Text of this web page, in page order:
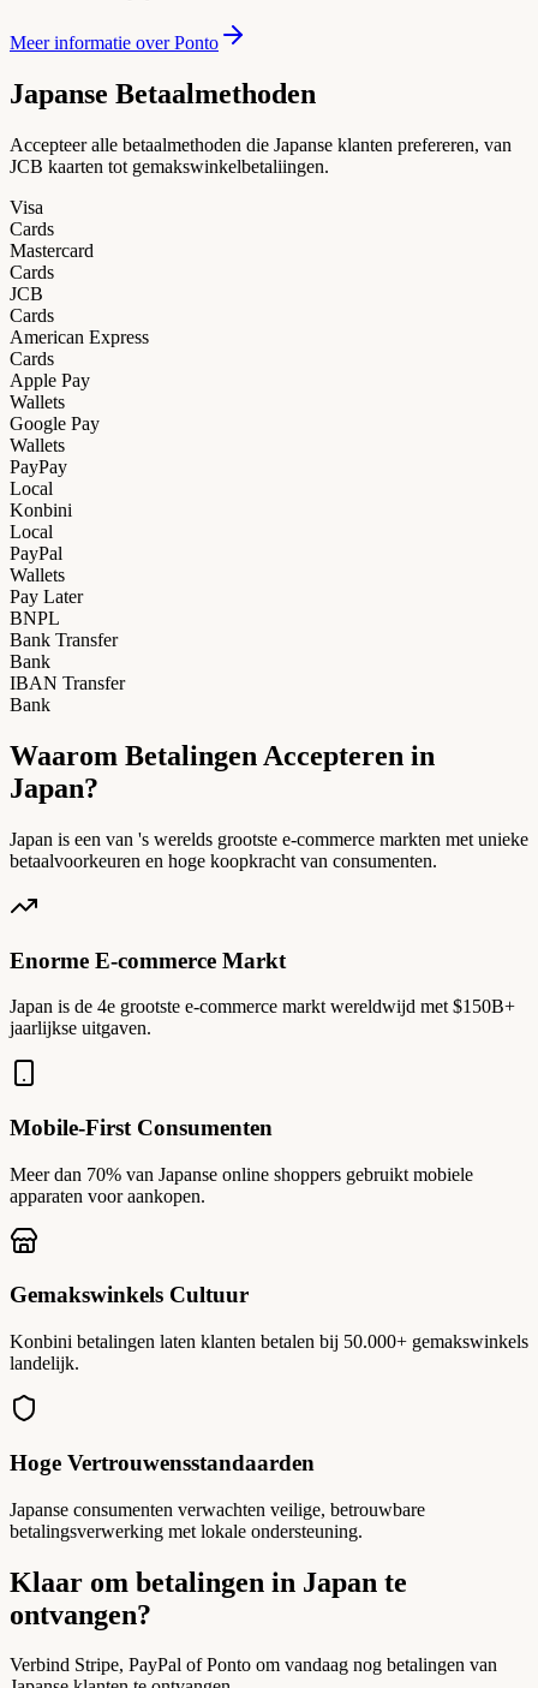
Meer informatie over Ponto
Japanse Betaalmethoden
Accepteer alle betaalmethoden die Japanse klanten prefereren, van
JCB kaarten tot gemakswinkelbetaliingen.
Visa
Cards
Mastercard
Cards
JCB
Cards
American Express
Cards
Apple Pay
Wallets
Google Pay
Wallets
PayPay
Local
Konbini
Local
PayPal
Wallets
Pay Later
BNPL
Bank Transfer
Bank
IBAN Transfer
Bank
Waarom Betalingen Accepteren in
Japan?
Japan is een van 's werelds grootste e-commerce markten met unieke
betaalvoorkeuren en hoge koopkracht van consumenten.
Enorme E-commerce Markt
Japan is de 4e grootste e-commerce markt wereldwijd met $150B+
jaarlijkse uitgaven.
Mobile-First Consumenten
Meer dan 70% van Japanse online shoppers gebruikt mobiele
apparaten voor aankopen.
Gemakswinkels Cultuur
Konbini betalingen laten klanten betalen bij 50.000+ gemakswinkels
landelijk.
Hoge Vertrouwensstandaarden
Japanse consumenten verwachten veilige, betrouwbare
betalingsverwerking met lokale ondersteuning.
Klaar om betalingen in Japan te
ontvangen?
Verbind Stripe, PayPal of Ponto om vandaag nog betalingen van